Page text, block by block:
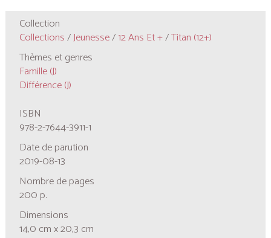
Collection
Collections/Jeunesse/12 Ans Et +/Titan (12+)
Thèmes et genres
Famille (J)
Différence (J)
ISBN
978-2-7644-3911-1
Date de parution
2019-08-13
Nombre de pages
200 p.
Dimensions
14,0 cm x 20,3 cm